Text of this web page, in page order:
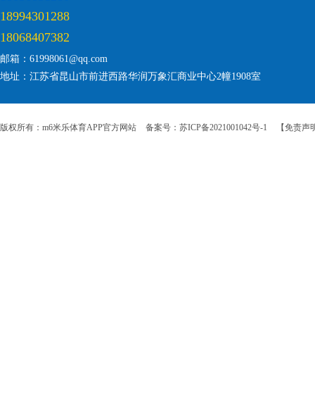
18994301288
18068407382
邮箱：61998061@qq.com
地址：江苏省昆山市前进西路华润万象汇商业中心2幢1908室
版权所有：m6米乐体育APP官方网站 备案号：苏ICP备2021001042号-1 【免责声